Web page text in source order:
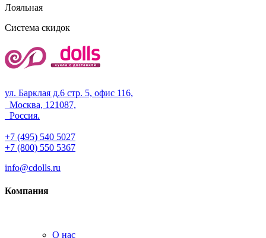
Лояльная
Система скидок
ул. Барклая д.6 стр. 5, офис 116,
Москва, 121087,
Россия.
+7 (495) 540 5027
+7 (800) 550 5367
info@cdolls.ru
Компания
О нас